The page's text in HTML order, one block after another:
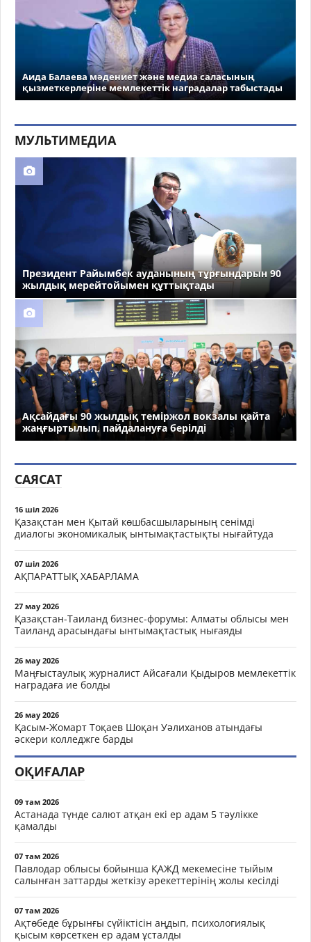
Аида Балаева мәдениет және медиа саласының
қызметкерлеріне мемлекеттік наградалар табыстады
МУЛЬТИМЕДИА
Президент Райымбек ауданының тұрғындарын 90
жылдық мерейтойымен құттықтады
Ақсайдағы 90 жылдық теміржол вокзалы қайта
жаңғыртылып, пайдалануға берілді
САЯСАТ
16 шіл 2026
Қазақстан мен Қытай көшбасшыларының сенімді
диалогы экономикалық ынтымақтастықты нығайтуда
07 шіл 2026
АҚПАРАТТЫҚ ХАБАРЛАМА
27 мау 2026
Қазақстан-Таиланд бизнес-форумы: Алматы облысы мен
Таиланд арасындағы ынтымақтастық нығаяды
26 мау 2026
Маңғыстаулық журналист Айсағали Қыдыров мемлекеттік
наградаға ие болды
26 мау 2026
Қасым-Жомарт Тоқаев Шоқан Уәлиханов атындағы
әскери колледжге барды
ОҚИҒАЛАР
09 там 2026
Астанада түнде салют атқан екі ер адам 5 тәулікке
қамалды
07 там 2026
Павлодар облысы бойынша ҚАЖД мекемесіне тыйым
салынған заттарды жеткізу әрекеттерінің жолы кесілді
07 там 2026
Ақтөбеде бұрынғы сүйіктісін аңдып, психологиялық
қысым көрсеткен ер адам ұсталды